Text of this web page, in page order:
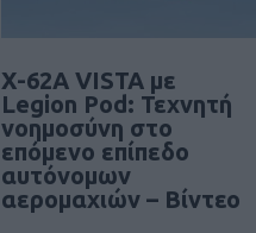
X-62A VISTA με
Legion Pod: Τεχνητή
νοημοσύνη στο
επόμενο επίπεδο
αυτόνομων
αερομαχιών – Βίντεο